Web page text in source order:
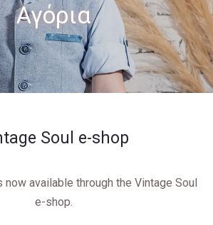
Αγόρια
Soul e-shop
now available through the Vintage Soul
e-shop.